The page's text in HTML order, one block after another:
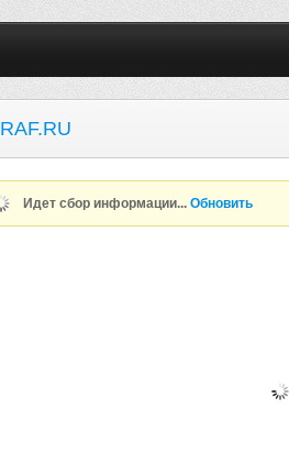
RAF.RU
Идет сбор информации...Обновить